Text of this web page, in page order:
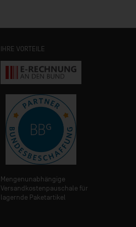
IHRE VORTEILE
Mengenunabhängige
Versandkostenpauschale für
lagernde Paketartikel